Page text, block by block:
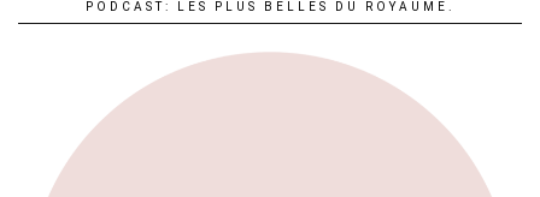
PODCAST: LES PLUS BELLES DU ROYAUME.